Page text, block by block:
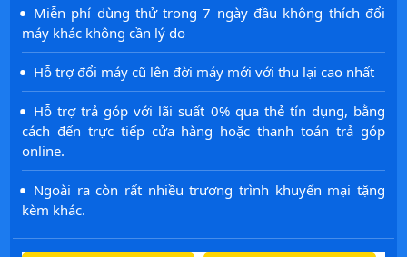
· Miễn phí dùng thử trong 7 ngày đầu không thích đổi
máy khác không cần lý do
· Hỗ trợ đổi máy cũ lên đời máy mới với thu lại cao nhất
· Hỗ trợ trả góp với lãi suất 0% qua thẻ tín dụng, bằng
cách đến trực tiếp cửa hàng hoặc thanh toán trả góp
online.
· Ngoài ra còn rất nhiều trương trình khuyến mại tặng
kèm khác.